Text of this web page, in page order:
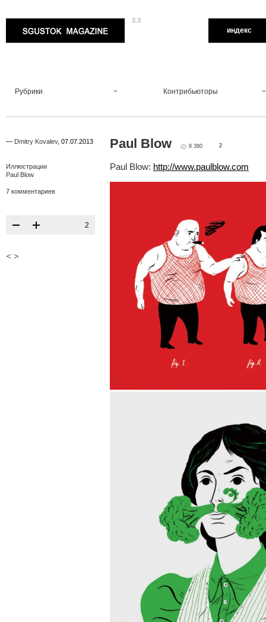
3.3
индекс
Рубрики Контрибьюторы
— Dmitry Kovalev, 07.07.2013
Иллюстрации
Paul Blow
7 комментариев
2
< >
Paul Blow 8 380 2
Paul Blow: http://www.paulblow.com